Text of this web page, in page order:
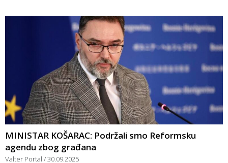
MINISTAR KOŠARAC: Podržali smo Reformsku
agendu zbog građana
Valter Portal 30.09.2025